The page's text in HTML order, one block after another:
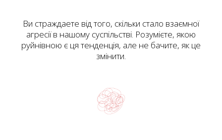
Ви страждаете від того, скільки стало взаємної
агресії в нашому суспільстві. Розумієте, якою
руйнівною є ця тенденція, але не бачите, як це
змінити.